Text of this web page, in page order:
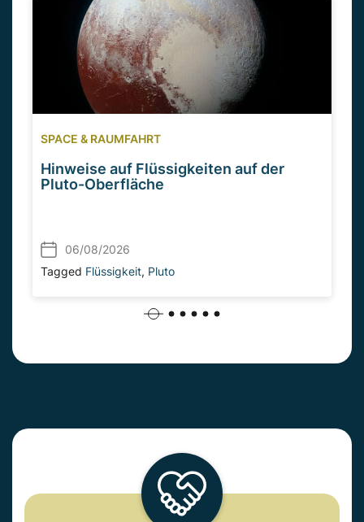
SPACE & RAUMFAHRT
Hinweise auf Flüssigkeiten auf der
Pluto-Oberfläche
06/08/2026
Tagged Flüssigkeit, Pluto